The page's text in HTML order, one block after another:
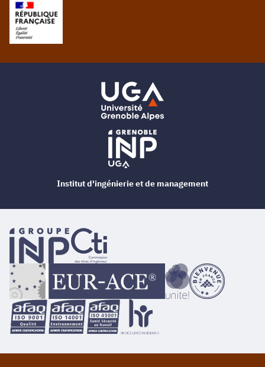
Institut d'ingénierie et de management